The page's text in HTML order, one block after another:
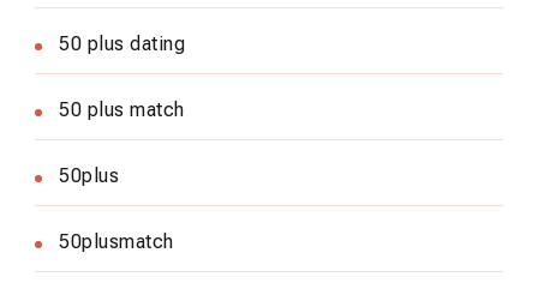
50 plus dating
50 plus match
50plus
50plusmatch